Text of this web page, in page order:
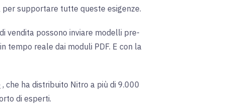
supportare tutte queste esigenze.
vendita possono inviare modelli pre-
tempo reale dai moduli PDF. E con la
, che ha distribuito Nitro a più di 9.000
di esperti.